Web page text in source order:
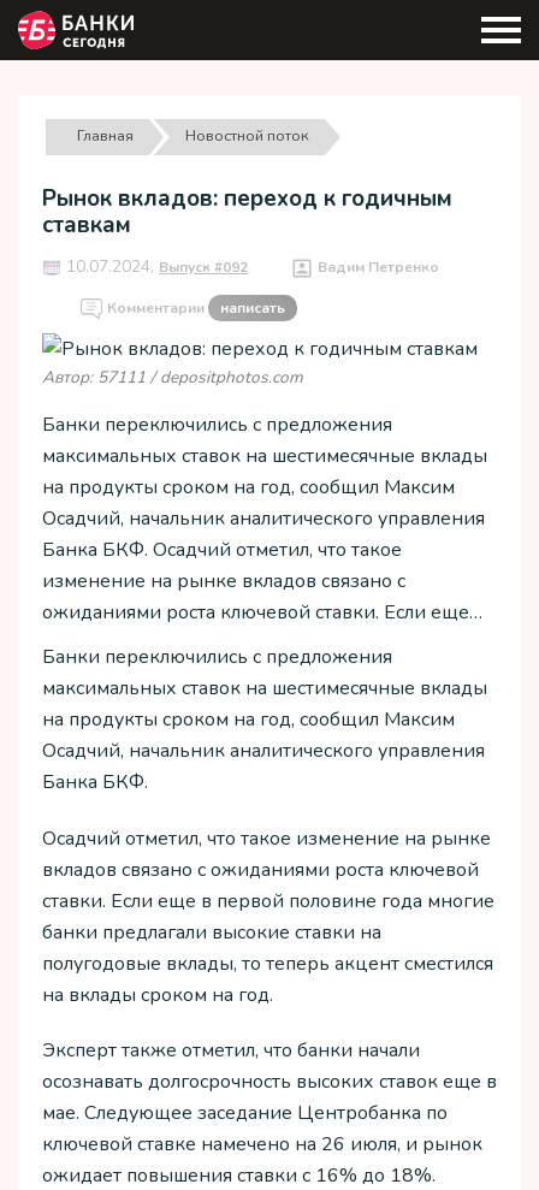
Главная Новостной поток
Рынок вкладов: переход к годичным
ставкам
10.07.2024, Выпуск #092 Вадим Петренко
Комментарии написать
Автор: 57111 / depositphotos.com
Банки переключились с предложения
максимальных ставок на шестимесячные вклады
на продукты сроком на год, сообщил Максим
Осадчий, начальник аналитического управления
Банка БКФ. Осадчий отметил, что такое
изменение на рынке вкладов связано с
ожиданиями роста ключевой ставки. Если еще…
Банки переключились с предложения
максимальных ставок на шестимесячные вклады
на продукты сроком на год, сообщил Максим
Осадчий, начальник аналитического управления
Банка БКФ.
Осадчий отметил, что такое изменение на рынке
вкладов связано с ожиданиями роста ключевой
ставки. Если еще в первой половине года многие
банки предлагали высокие ставки на
полугодовые вклады, то теперь акцент сместился
на вклады сроком на год.
Эксперт также отметил, что банки начали
осознавать долгосрочность высоких ставок еще в
мае. Следующее заседание Центробанка по
ключевой ставке намечено на 26 июля, и рынок
ожидает повышения ставки с 16% до 18%.